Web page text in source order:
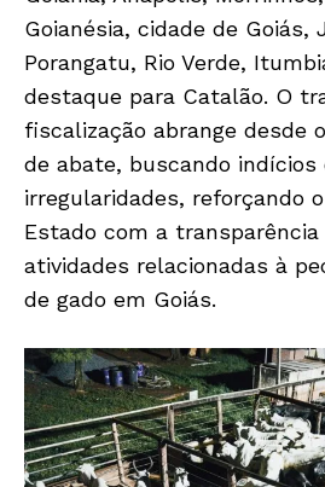
Goianésia, cidade de Goiás,
Porangatu, Rio Verde,
destaque para Catalão. O
fiscalização abrange desde
de abate, buscando indícios
irregularidades, reforçando
Estado com a
atividades relacionadas à
de gado em Goiás.